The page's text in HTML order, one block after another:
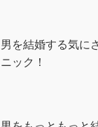
男を結婚する気に
ニック！